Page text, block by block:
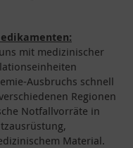
mit medizinischer
Ausbruchs schnell
Regionen
Notfallvorräte in
Material.